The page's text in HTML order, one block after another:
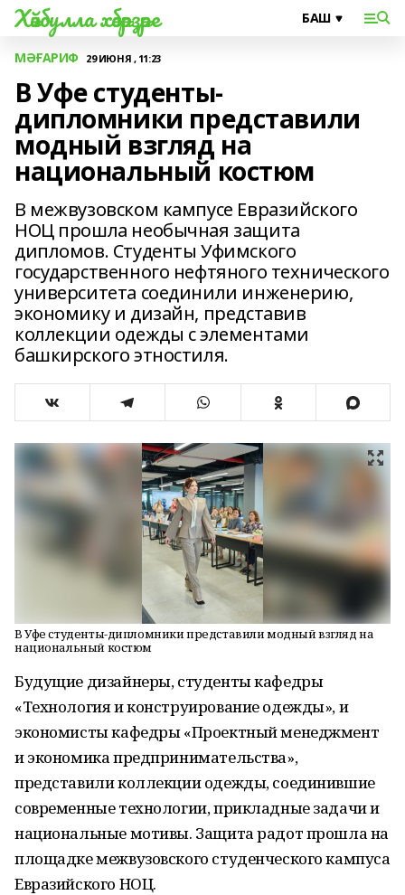
Хәйбулла хәбәрҙәре
МӘҒАРИФ 29 ИЮНЯ , 11:23
В Уфе студенты-
дипломники представили
модный взгляд на
национальный костюм
В межвузовском кампусе Евразийского
НОЦ прошла необычная защита
дипломов. Студенты Уфимского
государственного нефтяного технического
университета соединили инженерию,
экономику и дизайн, представив
коллекции одежды с элементами
башкирского этностиля.
В Уфе студенты-дипломники представили модный взгляд на
национальный костюм
Будущие дизайнеры, студенты кафедры
«Технология и конструирование одежды», и
экономисты кафедры «Проектный менеджмент
и экономика предпринимательства»,
представили коллекции одежды, соединившие
современные технологии, прикладные задачи и
национальные мотивы. Защита радот прошла на
площадке межвузовского студенческого кампуса
Евразийского НОЦ.